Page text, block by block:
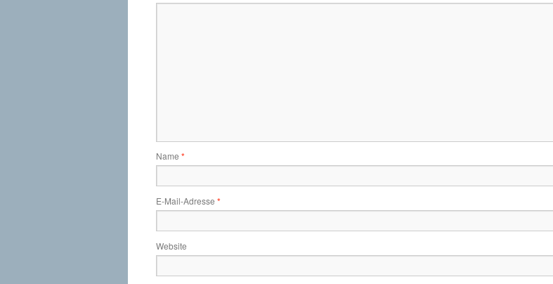
Name *
E-Mail-Adresse *
Website